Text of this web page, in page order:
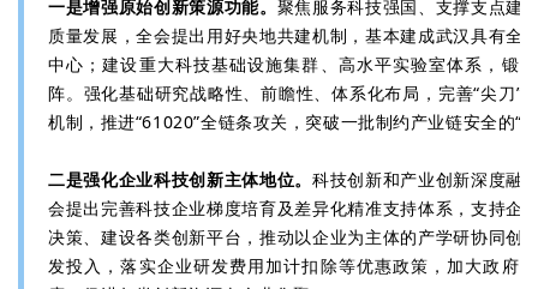
一是增强原始创新策源功能。 聚焦服务科技强国、支撑支点建
质量发展，全会提出用好央地共建机制，基本建成武汉具有全
中心；建设重大科技基础设施集群、高水平实验室体系，锻
阵。强化基础研究战略性、前瞻性、体系化布局，完善“尖刀”
机制，推进“61020”全链条攻关，突破一批制约产业链安全的“
二是强化企业科技创新主体地位。科技创新和产业创新深度融
会提出完善科技企业梯度培育及差异化精准支持体系，支持企
决策、建设各类创新平台，推动以企业为主体的产学研协同创
发投入，落实企业研发费用加计扣除等优惠政策，加大政府